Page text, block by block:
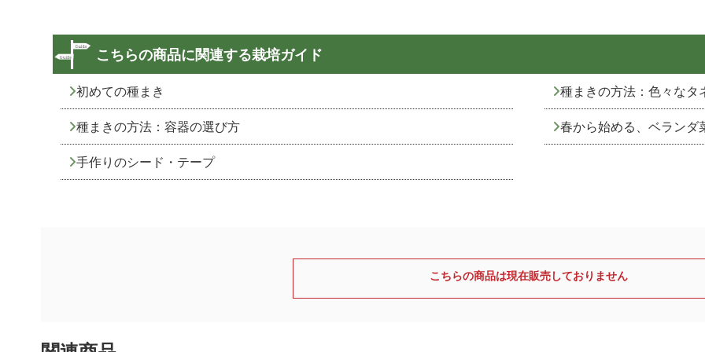
こちらの商品に関連する栽培ガイド
初めての種まき 種まきの方法：色々なタ
種まきの方法：容器の選び方 春から始める、ベランダ
手作りのシード・テープ
こちらの商品は現在販売しておりません